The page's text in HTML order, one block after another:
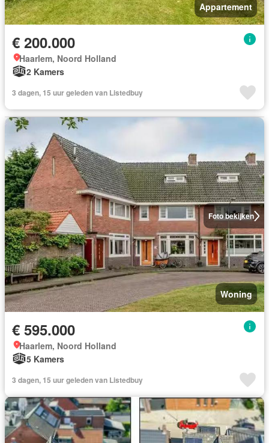
Appartement
€ 200.000
Haarlem, Noord Holland
2 Kamers
3 dagen, 15 uur geleden van Listedbuy
Foto bekijken
Woning
€ 595.000
Haarlem, Noord Holland
5 Kamers
3 dagen, 15 uur geleden van Listedbuy